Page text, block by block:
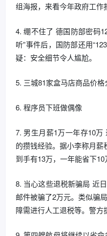
组海报，来看今年政府工作
4. 绷不住了 德国防部密码
听”事件后，国防部还用
疑：安全细节令人尴尬。
5. 三城81家盒马店商品价格
6. 程序员下班做偶像
7. 男生月薪1万一年存10
的攒钱经验。据小李称月
到手有13万，一年能省下10
8. 当心这些退税新骗局 近
邮件被骗了2万元。类似骗
障需进行人工退税等。警方